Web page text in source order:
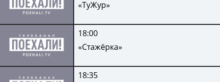
«ТуЖур»
18:00
«Стажёрка»
18:35